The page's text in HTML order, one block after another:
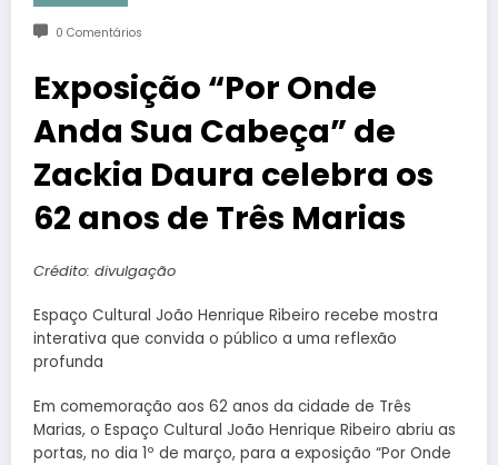
0 Comentários
Exposição “Por Onde
Anda Sua Cabeça” de
Zackia Daura celebra os
62 anos de Três Marias
Crédito: divulgação
Espaço Cultural João Henrique Ribeiro recebe mostra
interativa que convida o público a uma reflexão
profunda
Em comemoração aos 62 anos da cidade de Três
Marias, o Espaço Cultural João Henrique Ribeiro abriu as
portas, no dia 1º de março, para a exposição “Por Onde